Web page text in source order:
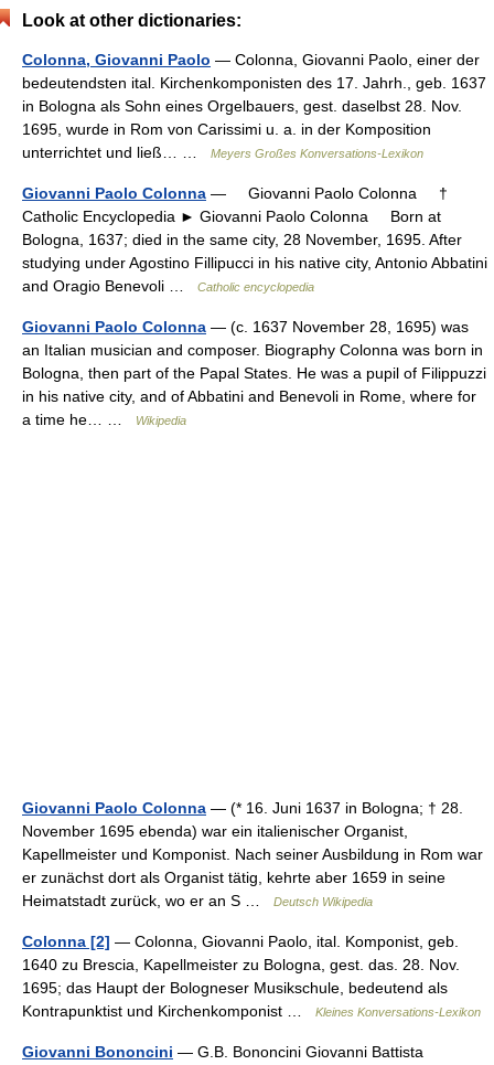
Look at other dictionaries:
Colonna, Giovanni Paolo — Colonna, Giovanni Paolo, einer der
bedeutendsten ital. Kirchenkomponisten des 17. Jahrh., geb. 1637
in Bologna als Sohn eines Orgelbauers, gest. daselbst 28. Nov.
1695, wurde in Rom von Carissimi u. a. in der Komposition
unterrichtet und ließ… …
Meyers Großes Konversations-Lexikon
Giovanni Paolo Colonna — Giovanni Paolo Colonna †
Catholic Encyclopedia ► Giovanni Paolo Colonna Born at
Bologna, 1637; died in the same city, 28 November, 1695. After
studying under Agostino Fillipucci in his native city, Antonio Abbatini
and Oragio Benevoli …
Catholic encyclopedia
Giovanni Paolo Colonna — (c. 1637 November 28, 1695) was
an Italian musician and composer. Biography Colonna was born in
Bologna, then part of the Papal States. He was a pupil of Filippuzzi
in his native city, and of Abbatini and Benevoli in Rome, where for
a time he… …
Wikipedia
Giovanni Paolo Colonna — (* 16. Juni 1637 in Bologna; † 28.
November 1695 ebenda) war ein italienischer Organist,
Kapellmeister und Komponist. Nach seiner Ausbildung in Rom war
er zunächst dort als Organist tätig, kehrte aber 1659 in seine
Heimatstadt zurück, wo er an S …
Deutsch Wikipedia
Colonna [2] — Colonna, Giovanni Paolo, ital. Komponist, geb.
1640 zu Brescia, Kapellmeister zu Bologna, gest. das. 28. Nov.
1695; das Haupt der Bologneser Musikschule, bedeutend als
Kontrapunktist und Kirchenkomponist …
Kleines Konversations-Lexikon
Giovanni Bononcini — G.B. Bononcini Giovanni Battista